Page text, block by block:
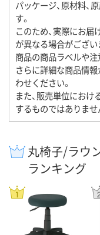
パッケージ、原材料、
す。
このため、実際にお
が異なる場合がござ
商品の商品ラベルや注
さらに詳細な商品情
わせください。
また、販売単位におけ
するものではありませ
丸椅子/ラウ
ランキング